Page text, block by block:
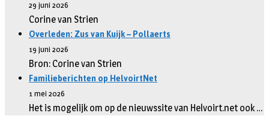
29 juni 2026
Corine van Strien
Overleden: Zus van Kuijk – Pollaerts
19 juni 2026
Bron: Corine van Strien
Familieberichten op HelvoirtNet
1 mei 2026
Het is mogelijk om op de nieuwssite van Helvoirt.net ook …